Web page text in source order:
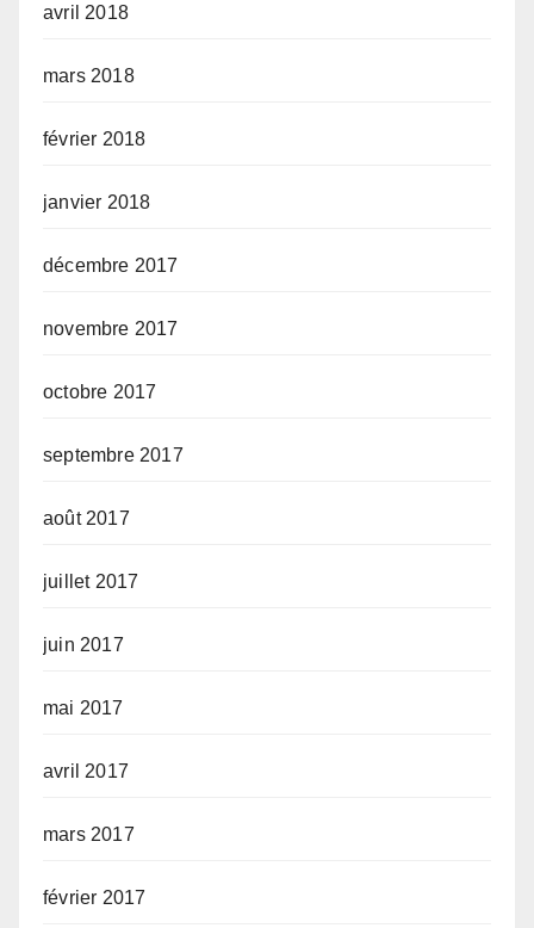
avril 2018
mars 2018
février 2018
janvier 2018
décembre 2017
novembre 2017
octobre 2017
septembre 2017
août 2017
juillet 2017
juin 2017
mai 2017
avril 2017
mars 2017
février 2017